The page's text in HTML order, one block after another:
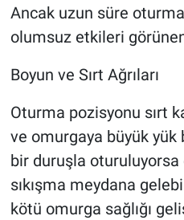
Ancak uzun süre
olumsuz etkileri
Boyun ve Sırt Ağrıları
Oturma pozisyonu sırt
ve omurgaya büyük
bir duruşla
sıkışma meydana
kötü omurga sağlığı